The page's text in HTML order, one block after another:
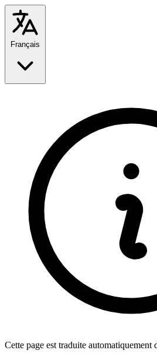
Cette page est traduite automa­tique­ment